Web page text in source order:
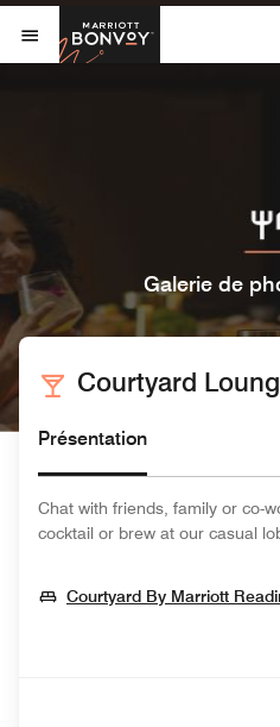
Skip to Content
Ouvrir le menu
Marriott
Galerie de
Courtyard
Présentation
Chat with friends, family or co-
cocktail or brew at our casual
Courtyard By Marriott